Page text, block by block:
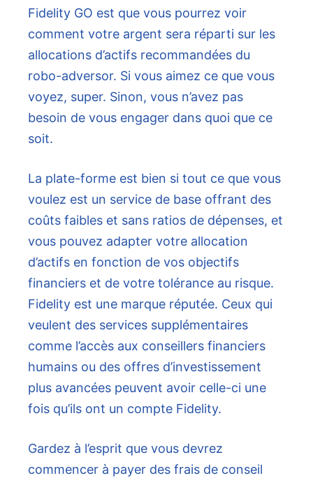
Fidelity GO est que vous pourrez voir
comment votre argent sera réparti sur les
allocations d’actifs recommandées du
robo-adversor. Si vous aimez ce que vous
voyez, super. Sinon, vous n’avez pas
besoin de vous engager dans quoi que ce
soit.
La plate-forme est bien si tout ce que vous
voulez est un service de base offrant des
coûts faibles et sans ratios de dépenses, et
vous pouvez adapter votre allocation
d’actifs en fonction de vos objectifs
financiers et de votre tolérance au risque.
Fidelity est une marque réputée. Ceux qui
veulent des services supplémentaires
comme l’accès aux conseillers financiers
humains ou des offres d’investissement
plus avancées peuvent avoir celle-ci une
fois qu’ils ont un compte Fidelity.
Gardez à l’esprit que vous devrez
commencer à payer des frais de conseil